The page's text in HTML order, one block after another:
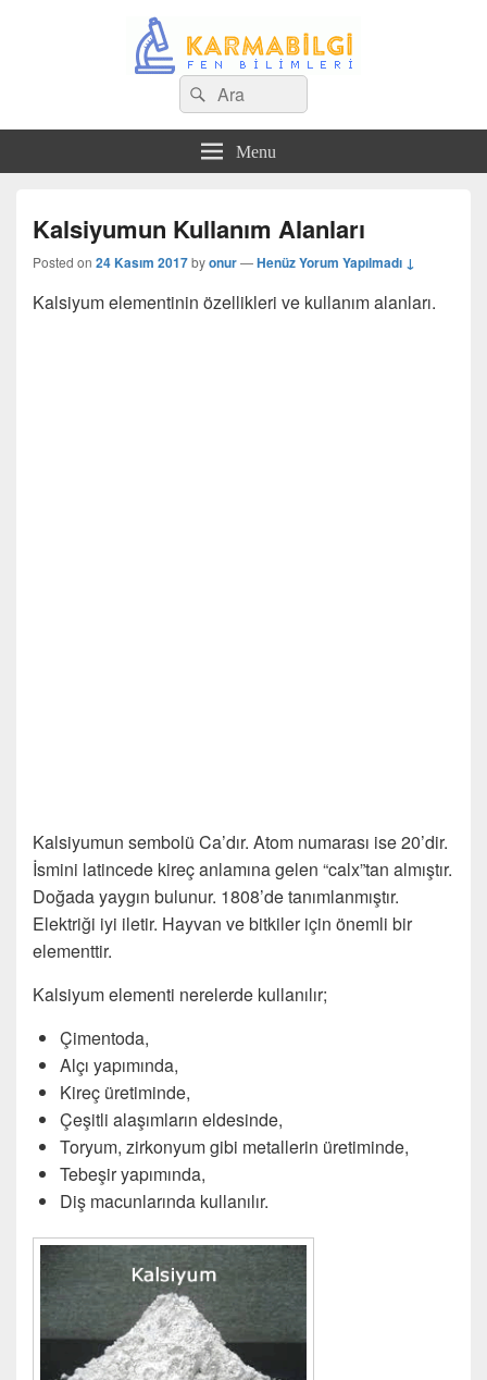
Search
for:
Ara
Menu
Kalsiyumun Kullanım Alanları
Posted on 24 Kasım 2017byonur—Henüz Yorum Yapılmadı ↓
Kalsiyum elementinin özellikleri ve kullanım alanları.
Kalsiyumun sembolü Ca’dır. Atom numarası ise 20’dir.
İsmini latincede kireç anlamına gelen “calx”tan almıştır.
Doğada yaygın bulunur. 1808’de tanımlanmıştır.
Elektriği iyi iletir. Hayvan ve bitkiler için önemli bir
elementtir.
Kalsiyum elementi nerelerde kullanılır;
Çimentoda,
Alçı yapımında,
Kireç üretiminde,
Çeşitli alaşımların eldesinde,
Toryum, zirkonyum gibi metallerin üretiminde,
Tebeşir yapımında,
Diş macunlarında kullanılır.